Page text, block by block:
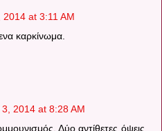
at 3:11 AM
καρκίνωμα.
2014 at 8:28 AM
Δύο αντίθετες όψεις